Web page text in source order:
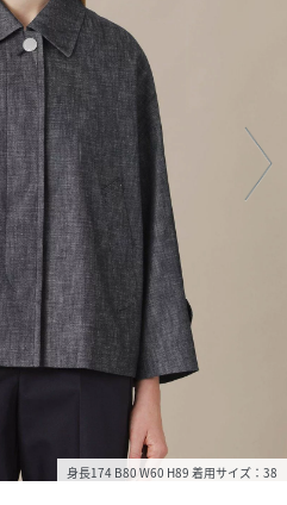
身長174 B80 W60 H89 着用サイズ：38